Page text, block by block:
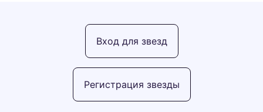
Регистрация звезды
Вход для звезд